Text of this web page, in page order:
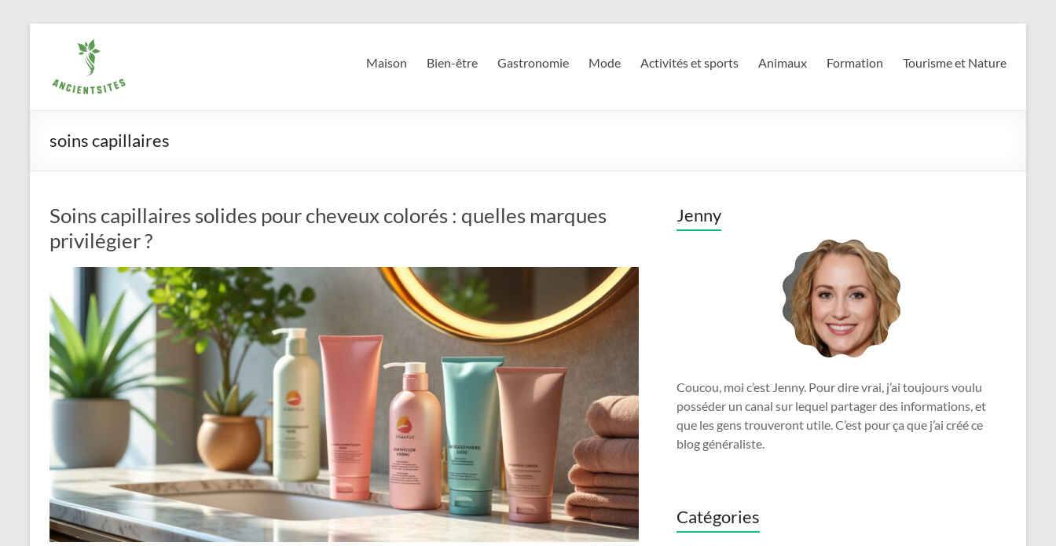
ancientsites.eu Maison Bien-être Gastronomie Mode Activités et sports Animaux Formation Tourisme et Nature
soins capillaires
Soins capillaires solides pour cheveux colorés : quelles marques
privilégier ?
Jenny
Coucou, moi c’est Jenny. Pour dire vrai, j’ai toujours voulu
posséder un canal sur lequel partager des informations, et
que les gens trouveront utile. C’est pour ça que j’ai créé ce
blog généraliste.
Catégories